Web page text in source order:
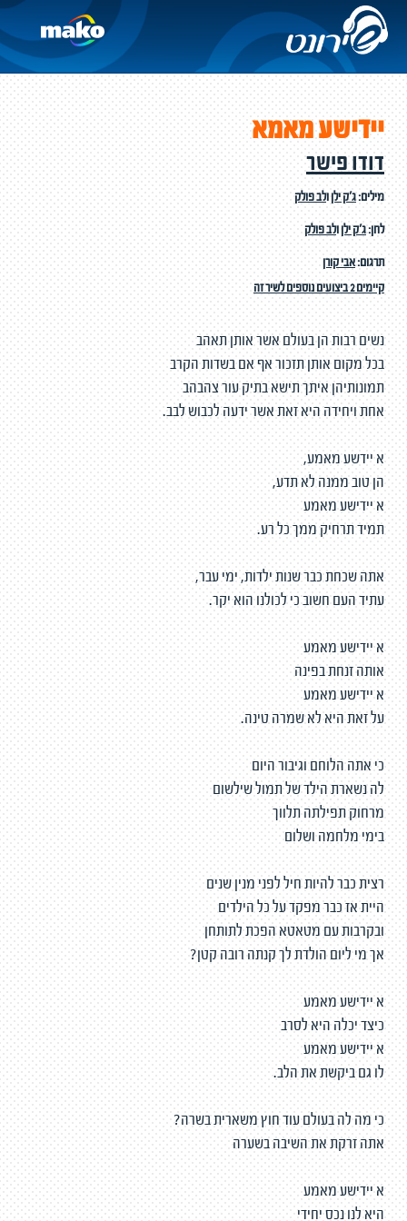
יידישע מאמא
דודו פישר
מילים:ג'ק ילןולב פולק
לחן:ג'ק ילןולב פולק
תרגום:אבי קורן
קיימים 2 ביצועים נוספים לשיר זה
נשים רבות הן בעולם אשר אותן תאהב
בכל מקום אותן תזכור אף אם בשדות הקרב
תמונותיהן איתך תישא בתיק עור צהבהב
אחת ויחידה היא זאת אשר ידעה לכבוש לבב.
א יידשע מאמע,
הן טוב ממנה לא תדע,
א יידישע מאמע
תמיד תרחיק ממך כל רע.
אתה שכחת כבר שנות ילדות, ימי עבר,
עתיד העם חשוב כי לכולנו הוא יקר.
א יידישע מאמע
אותה זנחת בפינה
א יידישע מאמע
על זאת היא לא שמרה טינה.
כי אתה הלוחם וגיבור היום
לה נשארת הילד של תמול שילשום
מרחוק תפילתה תלווך
בימי מלחמה ושלום
רצית כבר להיות חיל לפני מנין שנים
היית אז כבר מפקד על כל הילדים
ובקרבות עם מטאטא הפכת לתותחן
אך מי ליום הולדת לך קנתה רובה קטן?
א יידישע מאמע
כיצד יכלה היא לסרב
א יידישע מאמע
לו גם ביקשת את הלב.
כי מה לה בעולם עוד חוץ משארית בשרה?
אתה זרקת את השיבה בשערה
א יידישע מאמע
היא לנו נכס יחידי